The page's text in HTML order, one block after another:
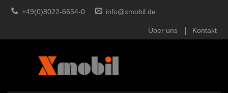
+49(0)8022-6654-0 info@xmobil.de
Über uns Kontakt